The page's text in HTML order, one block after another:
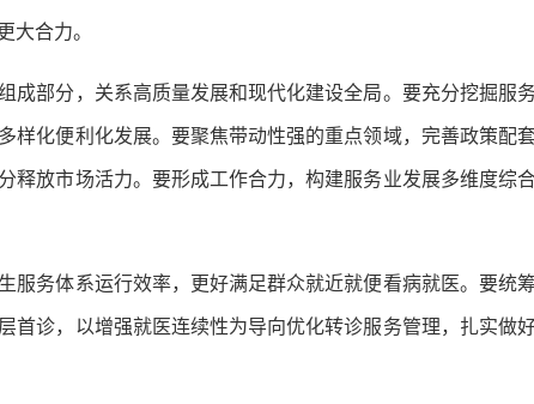
大合力。
部分，关系高质量发展和现代化建设全局。要充分挖掘服
样化便利化发展。要聚焦带动性强的重点领域，完善政策配
释放市场活力。要形成工作合力，构建服务业发展多维度综
务体系运行效率，更好满足群众就近就便看病就医。要统
首诊，以增强就医连续性为导向优化转诊服务管理，扎实做